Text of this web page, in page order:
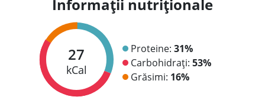
Informații nutriționale
27
kCal
Proteine: 31%
Carbohidrați: 53%
Grăsimi: 16%